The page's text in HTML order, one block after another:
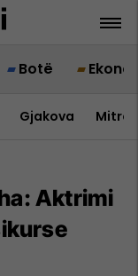
Botë
Gjakova
Aktrimi